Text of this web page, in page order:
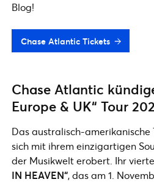
Blog!
Chase Atlantic Tickets
Chase Atlantic
Europe & UK“ Tour
Das australisch-amerikanische
sich mit ihrem einzigartigen
der Musikwelt erobert. Ihr
IN HEAVEN“, das am 1.